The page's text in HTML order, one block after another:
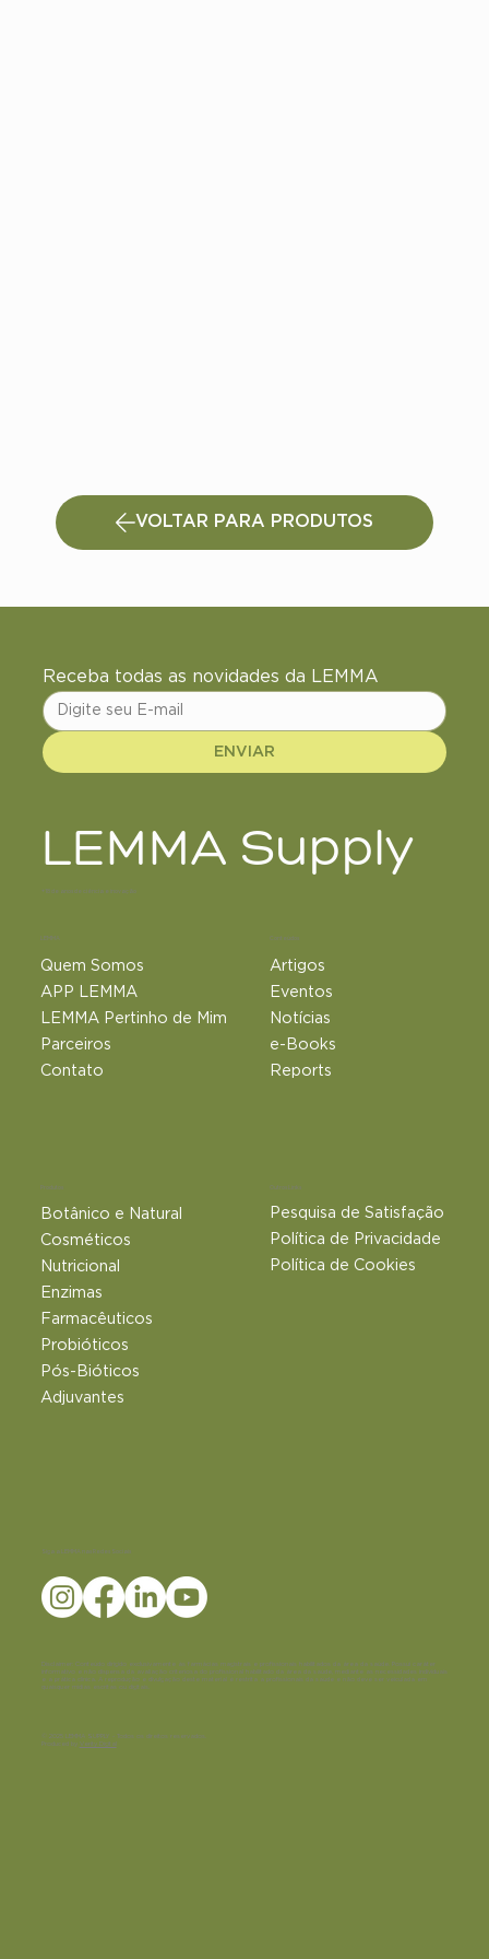
VOLTAR PARA PRODUTOS
Receba todas as novidades da LEMMA
ENVIAR
LEMMA Supply
+18 de anos de ciência e inovação
LEMMA
Quem Somos
APP LEMMA
LEMMA Pertinho de Mim
Parceiros
Contato
Conteúdos
Artigos
Eventos
Notícias
e-Books
Reports
Produtos
Botânico e Natural​
Cosméticos
Nutricional
Enzimas
Farmacêuticos
Probióticos
Pós-Bióticos
Adjuvantes
Outros Links
Pesquisa de Satisfação
Política de Privacidade
Política de Cookies
Siga a LEMMA nas Redes Sociais
Disclaimer:
Conteúdo dirigido exclusivamente às farmácias magistrais e profissionais habilitados da área da saúde. Possui caráter
informativo e não dispensa da avaliação criteriosa do profissional habilitado da área da saúde, mediante as necessidades individuais
e a prática clínica. A reprodução e divulgação deste material é restrita a profissionais da saúde e não deve ser veiculada em
quaisquer mídias escritas ou digitais.
© 2025 LEMMA SUPPLY - Todos os direitos reservados.
Produced by Verity Digital